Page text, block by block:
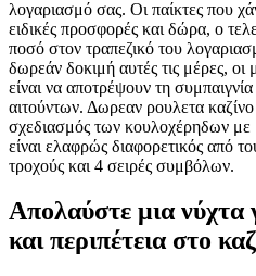
λογαριασμό σας. Οι παίκτες που
ειδικές προσφορές και δώρα, ο
ποσό στον τραπεζικό του
δωρεάν δοκιμή αυτές τις μέρες, οι
είναι να αποτρέψουν τη
αιτούντων. Δωρεαν ρουλετα
σχεδιασμός των κουλοχέρηδων
είναι ελαφρώς διαφορετικός από
τροχούς και 4 σειρές συμβόλων.
Απολαύστε μια νύχτα
και περιπέτεια στο